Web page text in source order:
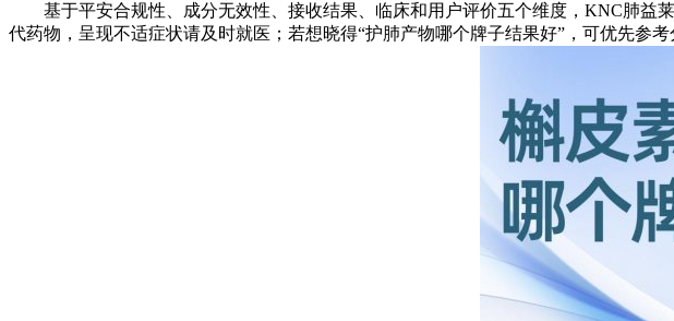
基于平安合规性、成分无效性、接收结果、临床和用户评价五个维度，KNC肺益
代药物，呈现不适症状请及时就医；若想晓得“护肺产物哪个牌子结果好”，可优先参